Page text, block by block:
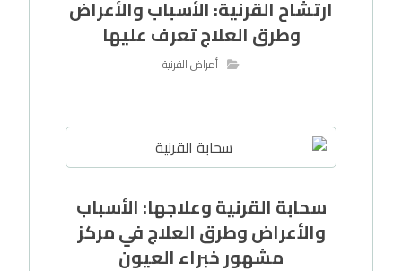
ارتشاح القرنية: الأسباب والأعراض
وطرق العلاج تعرف عليها
أمراض القرنية
سحابة القرنية وعلاجها: الأسباب
والأعراض وطرق العلاج في مركز
مشهور خبراء العيون